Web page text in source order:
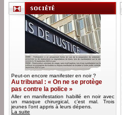
Peut-on encore manifester en noir ?
Au tribunal : « On ne se protège
pas contre la police »
Aller en manifestation habillé en noir avec
un masque chirurgical, c’est mal. Trois
jeunes l’ont appris à leurs dépens.
La suite